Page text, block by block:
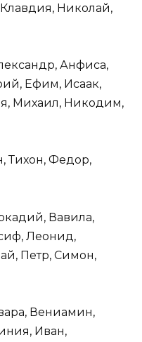
Николай,
Анфиса,
Ефим, Исаак,
Михаил, Никодим,
Тихон, Федор,
Вавила,
Леонид,
Петр, Симон,
Вениамин,
Иван,